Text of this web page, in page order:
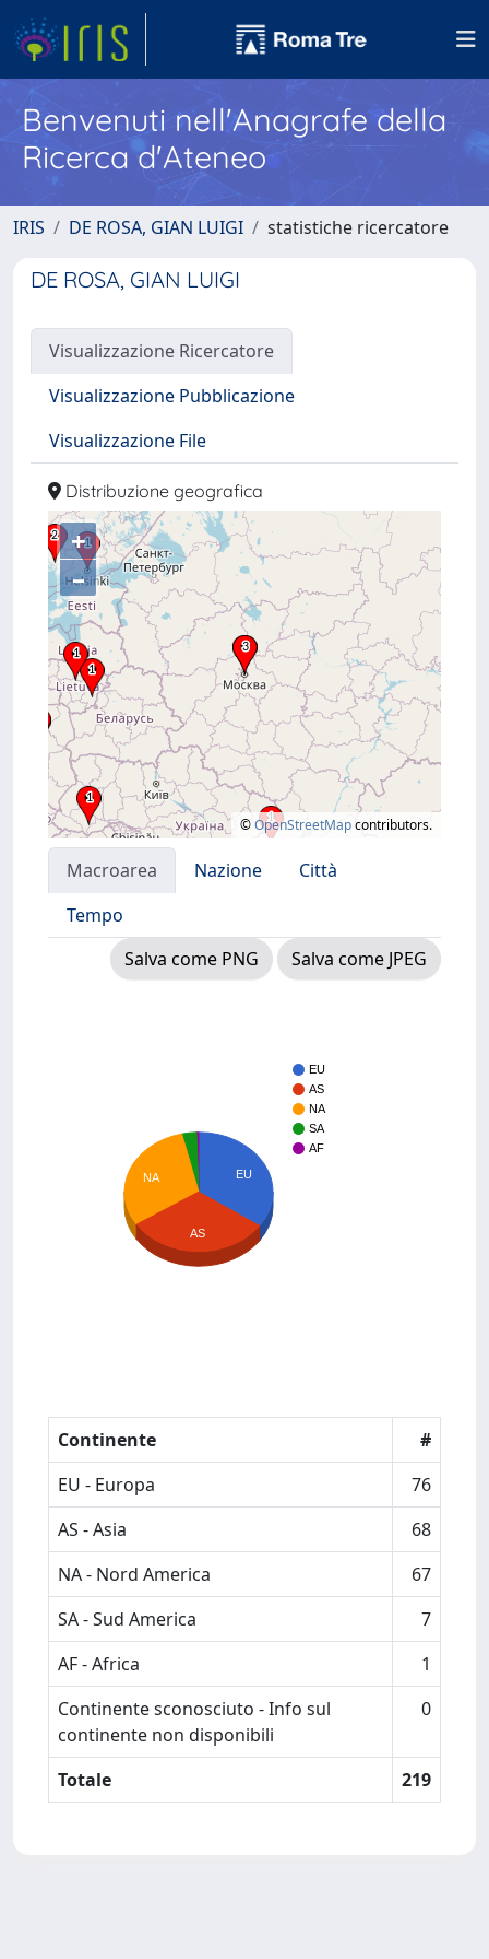
Benvenuti nell'Anagrafe della
Ricerca d'Ateneo
IRIS DE ROSA, GIAN LUIGI statistiche ricercatore
DE ROSA, GIAN LUIGI
Visualizzazione Ricercatore
Visualizzazione Pubblicazione
Visualizzazione File
Distribuzione geografica
+
–
©OpenStreetMapcontributors.
Macroarea Nazione
Città
Tempo
Salva come PNG
Salva come JPEG
EU
AS
NA
SA
AF
EU
NA
AS
Continente
#
EU - Europa
76
AS - Asia
68
NA - Nord America
67
SA - Sud America
7
AF - Africa
1
Continente sconosciuto - Info sul
continente non disponibili
0
Totale 219